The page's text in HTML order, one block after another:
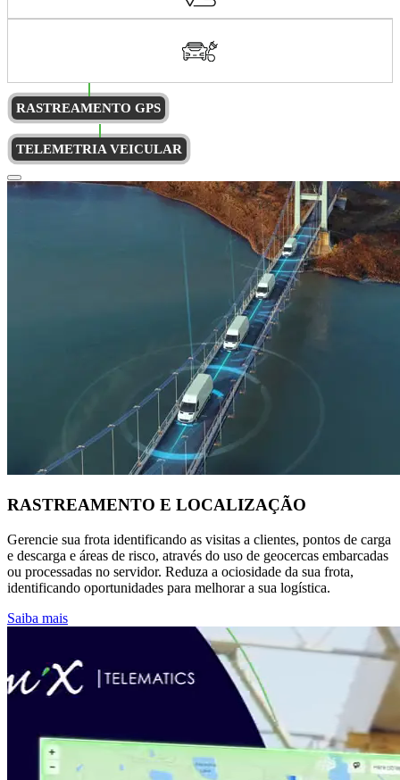
RASTREAMENTO GPS
TELEMETRIA VEICULAR
RASTREAMENTO E LOCALIZAÇÃO
Gerencie sua frota identificando as visitas a clientes, pontos de carga
e descarga e áreas de risco, através do uso de geocercas embarcadas
ou processadas no servidor. Reduza a ociosidade da sua frota,
identificando oportunidades para melhorar a sua logística.
Saiba mais